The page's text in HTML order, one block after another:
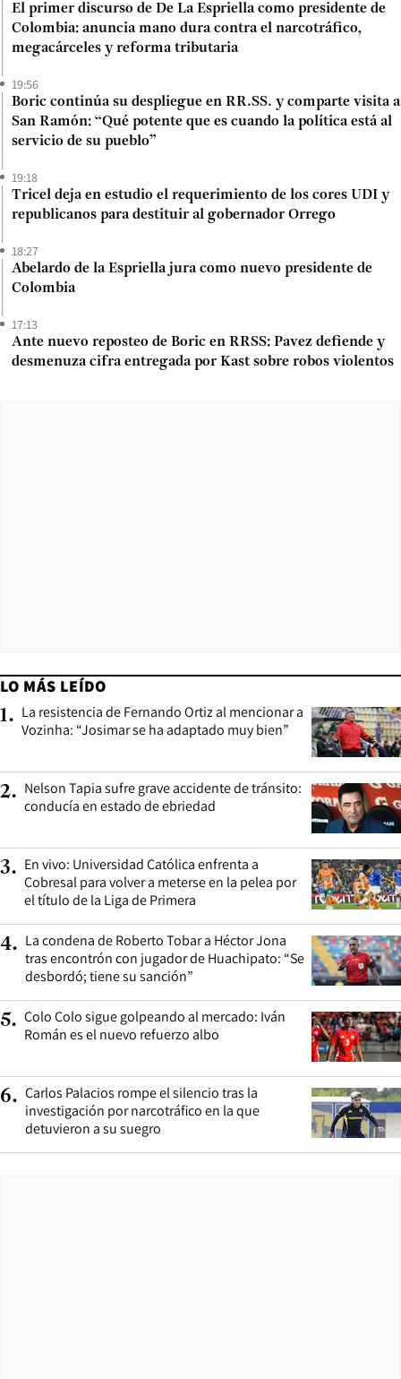
El primer discurso de De La Espriella como presidente de
Colombia: anuncia mano dura contra el narcotráfico,
megacárceles y reforma tributaria
19:56
Boric continúa su despliegue en RR.SS. y comparte visita a
San Ramón: “Qué potente que es cuando la política está al
servicio de su pueblo”
19:18
Tricel deja en estudio el requerimiento de los cores UDI y
republicanos para destituir al gobernador Orrego
18:27
Abelardo de la Espriella jura como nuevo presidente de
Colombia
17:13
Ante nuevo reposteo de Boric en RRSS: Pavez defiende y
desmenuza cifra entregada por Kast sobre robos violentos
LO MÁS LEÍDO
1. La resistencia de Fernando Ortiz al mencionar a
Vozinha: “Josimar se ha adaptado muy bien”
2. Nelson Tapia sufre grave accidente de tránsito:
conducía en estado de ebriedad
3. En vivo: Universidad Católica enfrenta a
Cobresal para volver a meterse en la pelea por
el título de la Liga de Primera
4. La condena de Roberto Tobar a Héctor Jona
tras encontrón con jugador de Huachipato: “Se
desbordó; tiene su sanción”
5. Colo Colo sigue golpeando al mercado: Iván
Román es el nuevo refuerzo albo
6. Carlos Palacios rompe el silencio tras la
investigación por narcotráfico en la que
detuvieron a su suegro